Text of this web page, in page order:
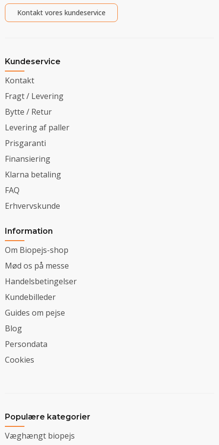
Kontakt vores kundeservice
Kundeservice
Kontakt
Fragt / Levering
Bytte / Retur
Levering af paller
Prisgaranti
Finansiering
Klarna betaling
FAQ
Erhvervskunde
Information
Om Biopejs-shop
Mød os på messe
Handelsbetingelser
Kundebilleder
Guides om pejse
Blog
Persondata
Cookies
Populære kategorier
Væghængt biopejs